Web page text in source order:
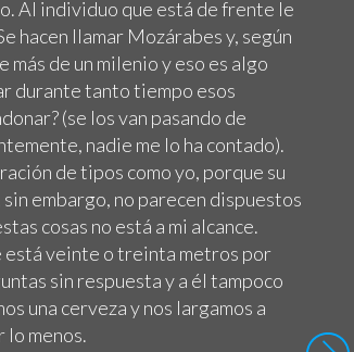
Al individuo que está de frente le
hacen llamar Mozárabes y, según
de un milenio y eso es algo
durante tanto tiempo esos
(se los van pasando de
nadie me lo ha contado).
de tipos como yo, porque su
embargo, no parecen dispuestos
cosas no está a mi alcance.
está veinte o treinta metros por
sin respuesta y a él tampoco
una cerveza y nos largamos a
lo menos.